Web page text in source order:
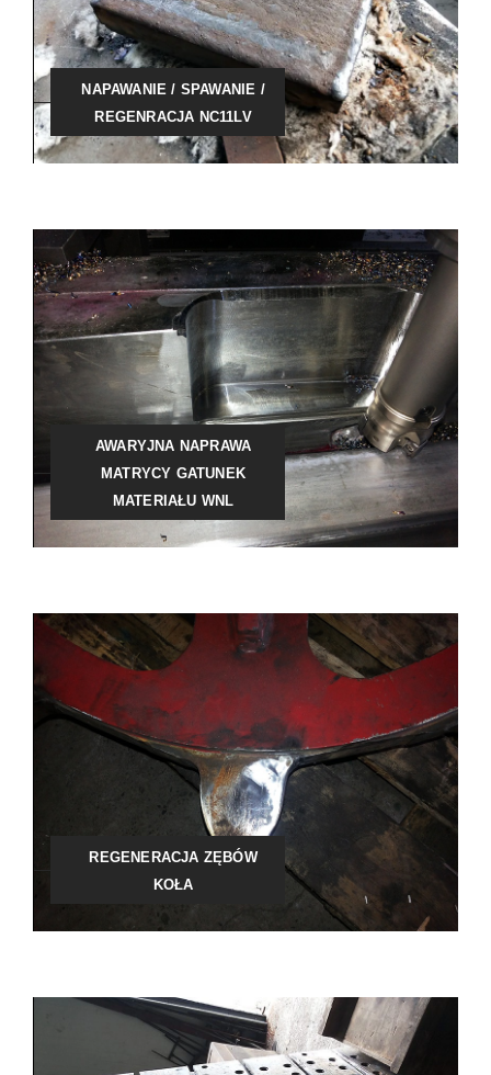
NAPAWANIE / SPAWANIE /
REGENRACJA NC11LV
AWARYJNA NAPRAWA
MATRYCY GATUNEK
MATERIAŁU WNL
REGENERACJA ZĘBÓW
KOŁA